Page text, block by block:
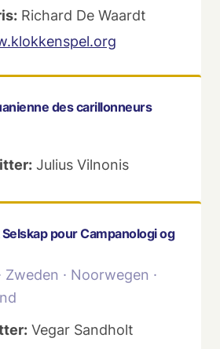
Richard De Waardt
des carillonneurs
Julius Vilnonis
Selskap pour Campanologi og
Zweden · Noorwegen ·
Vegar Sandholt